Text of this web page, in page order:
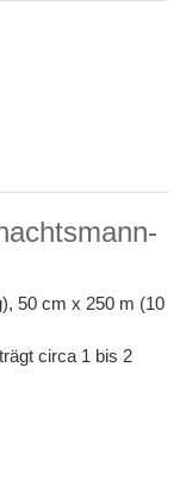
50 cm x 250 m (10
circa 1 bis 2